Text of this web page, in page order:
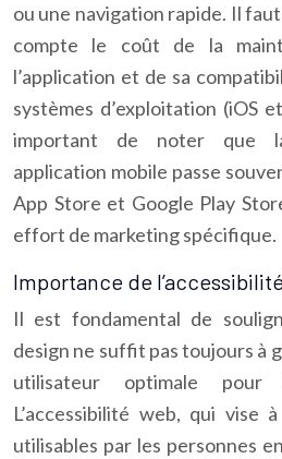
ou une navigation rapide. Il
compte le coût de la
l’application et de sa
systèmes d’exploitation (iOS
important de noter que
application mobile passe
App Store et Google Play
effort de marketing spécifique.
Importance de
Il est fondamental de
design ne suffit pas toujours à
utilisateur optimale
L’accessibilité web, qui vise
utilisables par les personnes